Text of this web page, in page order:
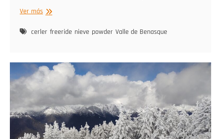
Ver másLunes
y
cerler freeride nieve powder Valle de Benasque